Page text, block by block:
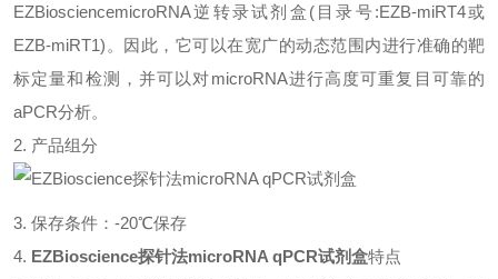
EZBiosciencemicroRNA逆转录试剂盒 (目录号:EZB-miRT4或
EZB-miRT1) 。因此，它可以在宽广的动态范围内进行准确的靶
标定量和检测，并可以对microRNA进行高度可重复目可靠的
aPCR分析。
2. 产品组分
3. 保存条件 ： -20℃保存
4. EZBioscience探针法microRNA qPCR试剂盒特点